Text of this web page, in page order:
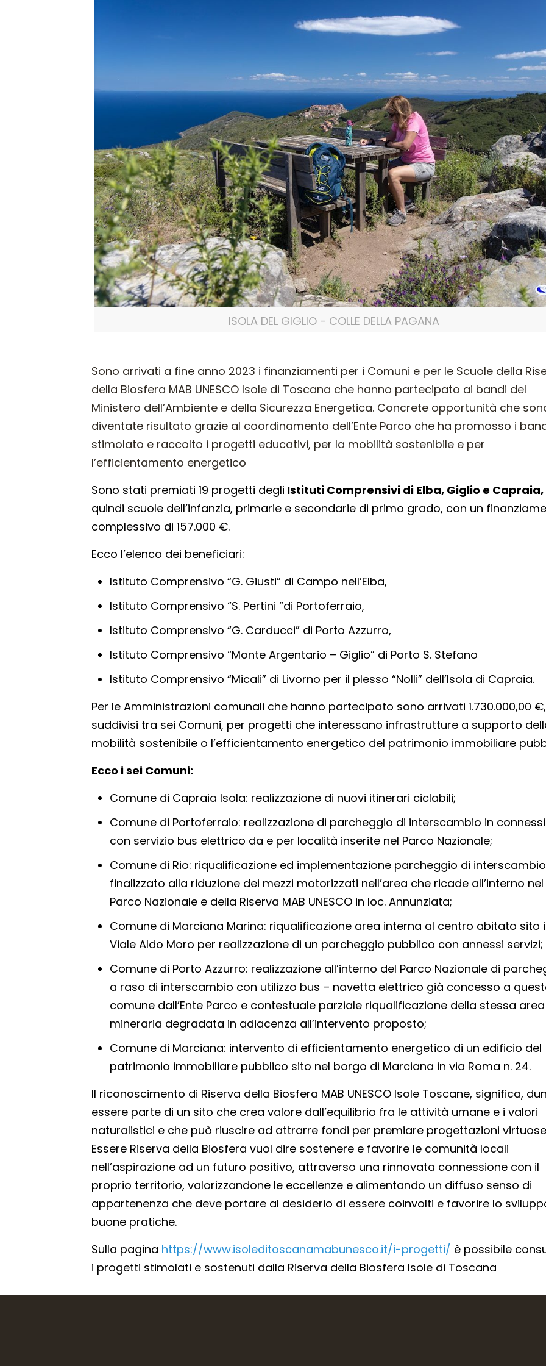
ISOLA DEL GIGLIO - COLLE DELLA PAGANA
Sono arrivati a fine anno 2023 i finanziamenti per i Comuni e per le Scuole della
della Biosfera MAB UNESCO Isole di Toscana che hanno partecipato ai bandi del
Ministero dell’Ambiente e della Sicurezza Energetica. Concrete opportunità che
diventate risultato grazie al coordinamento dell’Ente Parco che ha promosso i
stimolato e raccolto i progetti educativi, per la mobilità sostenibile e per
l’efficientamento energetico
Sono stati premiati 19 progetti degli Istituti Comprensivi di Elba, Giglio e Capraia,
quindi scuole dell’infanzia, primarie e secondarie di primo grado, con un
complessivo di 157.000 €.
Ecco l’elenco dei beneficiari:
Istituto Comprensivo “G. Giusti” di Campo nell’Elba,
Istituto Comprensivo “S. Pertini “di Portoferraio,
Istituto Comprensivo “G. Carducci” di Porto Azzurro,
Istituto Comprensivo “Monte Argentario – Giglio” di Porto S. Stefano
Istituto Comprensivo “Micali” di Livorno per il plesso “Nolli” dell’Isola di Capraia.
Per le Amministrazioni comunali che hanno partecipato sono arrivati 1.730.000,00 €,
suddivisi tra sei Comuni, per progetti che interessano infrastrutture a supporto
mobilità sostenibile o l’efficientamento energetico del patrimonio immobiliare
Ecco i sei Comuni:
Comune di Capraia Isola: realizzazione di nuovi itinerari ciclabili;
Comune di Portoferraio: realizzazione di parcheggio di interscambio in
con servizio bus elettrico da e per località inserite nel Parco Nazionale;
Comune di Rio: riqualificazione ed implementazione parcheggio di interscambio
finalizzato alla riduzione dei mezzi motorizzati nell’area che ricade all’interno nel
Parco Nazionale e della Riserva MAB UNESCO in loc. Annunziata;
Comune di Marciana Marina: riqualificazione area interna al centro abitato sito
Viale Aldo Moro per realizzazione di un parcheggio pubblico con annessi servizi;
Comune di Porto Azzurro: realizzazione all’interno del Parco Nazionale di
a raso di interscambio con utilizzo bus – navetta elettrico già concesso a
comune dall’Ente Parco e contestuale parziale riqualificazione della stessa
mineraria degradata in adiacenza all’intervento proposto;
Comune di Marciana: intervento di efficientamento energetico di un edificio del
patrimonio immobiliare pubblico sito nel borgo di Marciana in via Roma n. 24.
Il riconoscimento di Riserva della Biosfera MAB UNESCO Isole Toscane, significa,
essere parte di un sito che crea valore dall’equilibrio fra le attività umane e i valori
naturalistici e che può riuscire ad attrarre fondi per premiare progettazioni
Essere Riserva della Biosfera vuol dire sostenere e favorire le comunità locali
nell’aspirazione ad un futuro positivo, attraverso una rinnovata connessione con il
proprio territorio, valorizzandone le eccellenze e alimentando un diffuso senso di
appartenenza che deve portare al desiderio di essere coinvolti e favorire lo
buone pratiche.
Sulla pagina https://www.isoleditoscanamabunesco.it/i-progetti/ è possibile
i progetti stimolati e sostenuti dalla Riserva della Biosfera Isole di Toscana